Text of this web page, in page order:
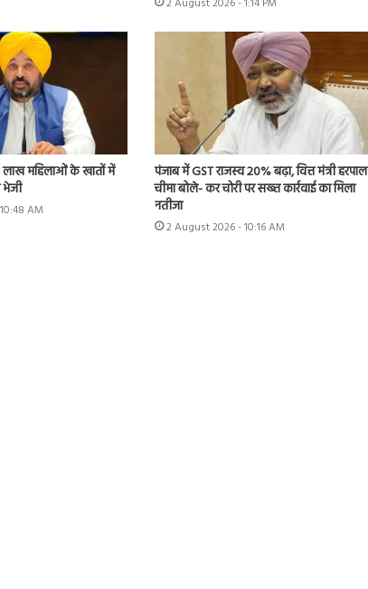
2 August 2026 - 1:14 PM
लाख महिलाओं के खातों में
भेजी
AM
पंजाब में GST राजस्व 20% बढ़ा, वित्त मंत्री हरपाल
चीमा बोले- कर चोरी पर सख्त कार्रवाई का मिला
नतीजा
2 August 2026 - 10:16 AM